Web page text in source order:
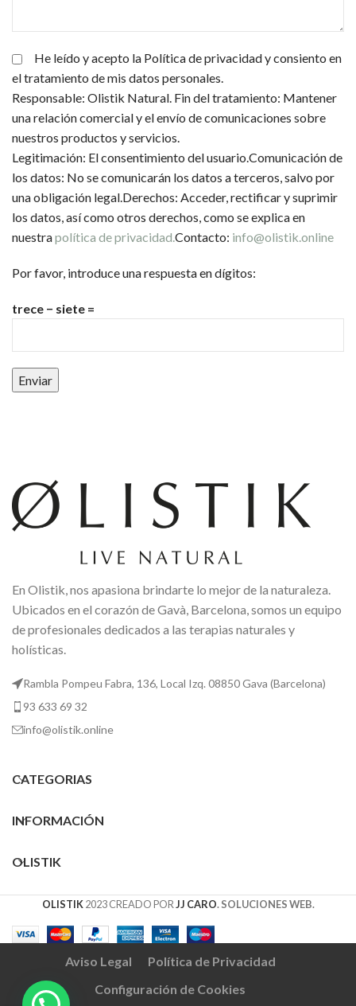
He leído y acepto la Política de privacidad y consiento en
el tratamiento de mis datos personales.
Responsable: Olistik Natural. Fin del tratamiento: Mantener
una relación comercial y el envío de comunicaciones sobre
nuestros productos y servicios.
Legitimación: El consentimiento del usuario.Comunicación de
los datos: No se comunicarán los datos a terceros, salvo por
una obligación legal.Derechos: Acceder, rectificar y suprimir
los datos, así como otros derechos, como se explica en
nuestrapolítica de privacidad. Contacto: info@olistik.online
Por favor, introduce una respuesta en dígitos:
trece − siete =
En Olistik, nos apasiona brindarte lo mejor de la naturaleza.
Ubicados en el corazón de Gavà, Barcelona, somos un equipo
de profesionales dedicados a las terapias naturales y
holísticas.
Rambla Pompeu Fabra, 136, Local Izq. 08850 Gava (Barcelona)
93 633 69 32
info@olistik.online
CATEGORIAS
INFORMACIÓN
OLISTIK
OLISTIK 2023 CREADO PORJJ CARO. SOLUCIONES WEB.
Aviso Legal
Política de Privacidad
Configuración de Cookies